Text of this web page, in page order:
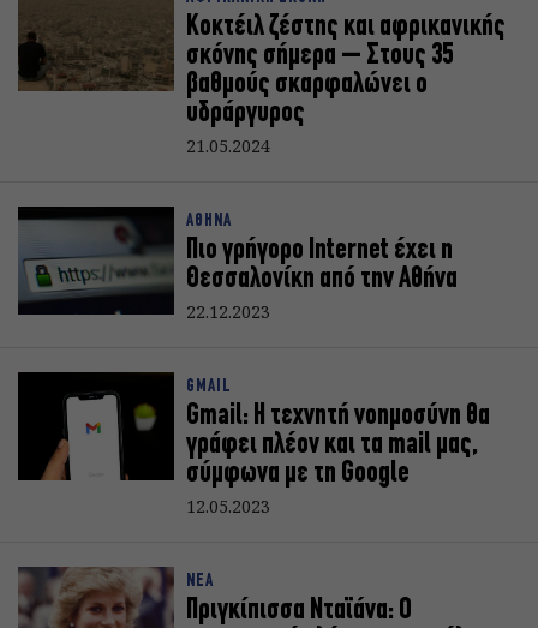
Κοκτέιλ ζέστης και αφρικανικής
σκόνης σήμερα – Στους 35
βαθμούς σκαρφαλώνει ο
υδράργυρος
21.05.2024
ΑΘΗΝΑ
Πιο γρήγορο Internet έχει η
Θεσσαλονίκη από την Αθήνα
22.12.2023
GMAIL
Gmail: Η τεχνητή νοημοσύνη θα
γράφει πλέον και τα mail μας,
σύμφωνα με τη Google
12.05.2023
ΝΕΑ
Πριγκίπισσα Νταϊάνα: Ο